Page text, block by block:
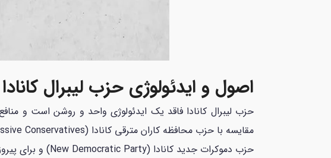
اصول و ایدئولوژی حزب لیبرال کانادا
حزب لیبرال کانادا فاقد یک ایدئولوژی واحد و روشن است و
حزب دموکرات جدید کانادا (New Democratic Party) و برای پیروزی در انتخابات انجام داده است.